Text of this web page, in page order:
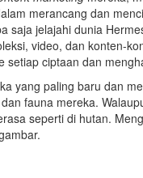
merancang dan
saja jelajahi dunia
video, dan konten-
setiap ciptaan dan
yang paling baru dan
fauna mereka.
seperti di hutan.